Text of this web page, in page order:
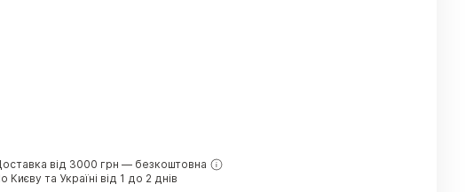
від 3000 грн — безкоштовна
Києву та Україні від 1 до 2 днів